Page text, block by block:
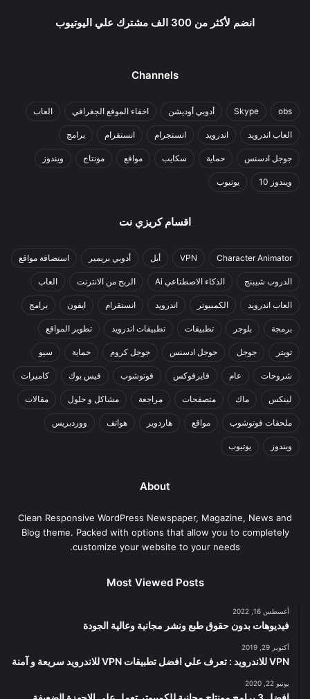
انضم لأكثر من 300 الف مشترك علي اليوتيوب
Channels
obs
Skype أدوبي أوديشن اخفاء الموقع الجغرافي العاب
العاب اندرويد اندرويد انستجرام انستقرام برامج
جوجل ادسنس حماية سكايب مواقع مونتاج ويندوز
ويندوز 10 يوتيوب
اقسام كريزي نت
Character Animator
VPN أبل أدوبي بريمير استضافة مواقع
الدروب شيبنج الذكاء الاصطناعي Ai الربح من الانترنت العاب
العاب اندرويد الكمبيوتر اندرويد انستقرام ايفون برامج
برمجة بلوجر تطبيقات تطبيقات اندرويد تطوير المواقع
تويتر جوجل جوجل ادسنس جوجل كروم حماية سيو
شروحات عام فايرفوكس فوتوشوب فيس بوك كاميرات
لينكس ماك متصفحات مراجعة مشاكل و حلول مقالات
ملحقات فوتوشوب مواقع هاردوير هواتف ووردبريس
ويندوز يوتيوب
About
Clean Responsive WordPress Newspaper, Magazine, News and
Blog theme. Packed with options that allow you to completely
customize your website to your needs.
Most Viewed Posts
أغسطس 16, 2022
فيديوهات بدون حقوق طبع ونشر مجانية وعالية الجودة
أكتوبر 29, 2019
VPN للاندرويد : تعرف علي افضل تطبيقات VPN للاندرويد سريعة و آمنة
يونيو 22, 2020